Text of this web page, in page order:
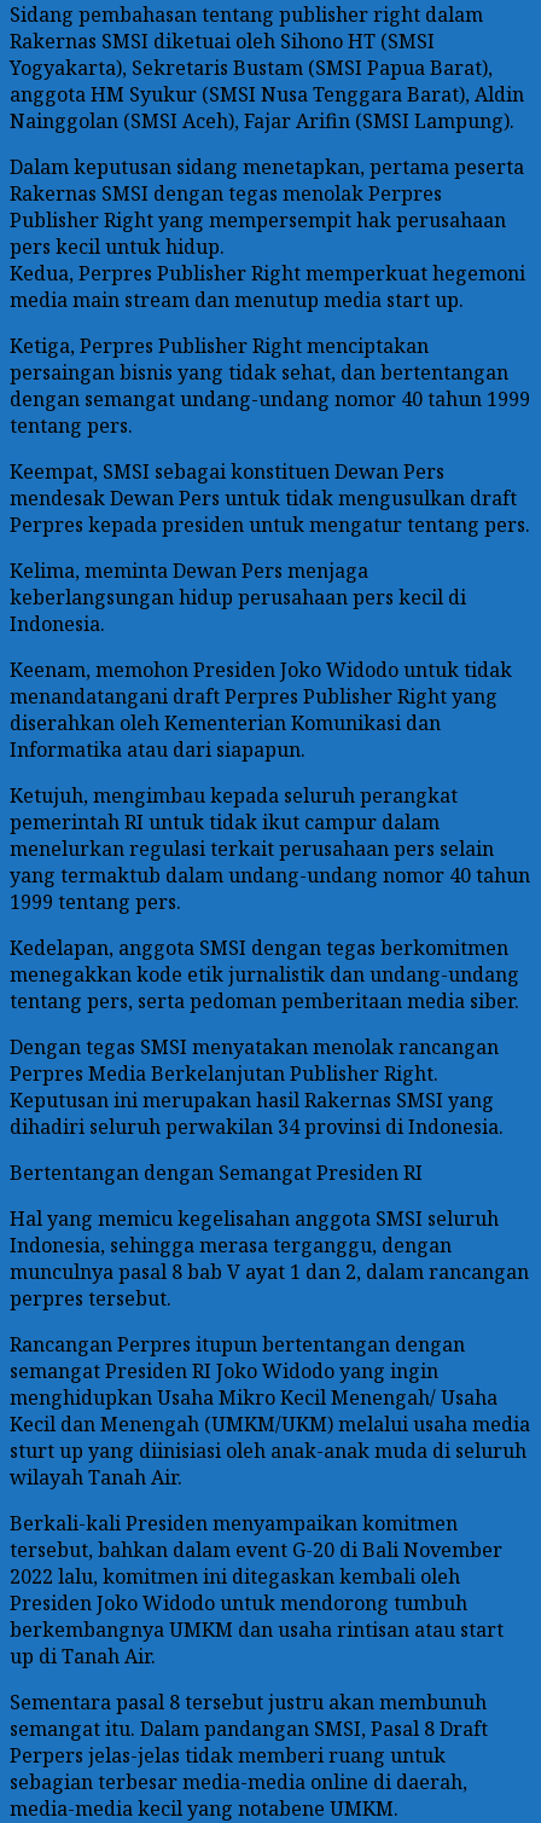
Sidang pembahasan tentang publisher right dalam
Rakernas SMSI diketuai oleh Sihono HT (SMSI
Yogyakarta), Sekretaris Bustam (SMSI Papua Barat),
anggota HM Syukur (SMSI Nusa Tenggara Barat), Aldin
Nainggolan (SMSI Aceh), Fajar Arifin (SMSI Lampung).
Dalam keputusan sidang menetapkan, pertama peserta
Rakernas SMSI dengan tegas menolak Perpres
Publisher Right yang mempersempit hak perusahaan
pers kecil untuk hidup.
Kedua, Perpres Publisher Right memperkuat hegemoni
media main stream dan menutup media start up.
Ketiga, Perpres Publisher Right menciptakan
persaingan bisnis yang tidak sehat, dan bertentangan
dengan semangat undang-undang nomor 40 tahun 1999
tentang pers.
Keempat, SMSI sebagai konstituen Dewan Pers
mendesak Dewan Pers untuk tidak mengusulkan draft
Perpres kepada presiden untuk mengatur tentang pers.
Kelima, meminta Dewan Pers menjaga
keberlangsungan hidup perusahaan pers kecil di
Indonesia.
Keenam, memohon Presiden Joko Widodo untuk tidak
menandatangani draft Perpres Publisher Right yang
diserahkan oleh Kementerian Komunikasi dan
Informatika atau dari siapapun.
Ketujuh, mengimbau kepada seluruh perangkat
pemerintah RI untuk tidak ikut campur dalam
menelurkan regulasi terkait perusahaan pers selain
yang termaktub dalam undang-undang nomor 40 tahun
1999 tentang pers.
Kedelapan, anggota SMSI dengan tegas berkomitmen
menegakkan kode etik jurnalistik dan undang-undang
tentang pers, serta pedoman pemberitaan media siber.
Dengan tegas SMSI menyatakan menolak rancangan
Perpres Media Berkelanjutan Publisher Right.
Keputusan ini merupakan hasil Rakernas SMSI yang
dihadiri seluruh perwakilan 34 provinsi di Indonesia.
Bertentangan dengan Semangat Presiden RI
Hal yang memicu kegelisahan anggota SMSI seluruh
Indonesia, sehingga merasa terganggu, dengan
munculnya pasal 8 bab V ayat 1 dan 2, dalam rancangan
perpres tersebut.
Rancangan Perpres itupun bertentangan dengan
semangat Presiden RI Joko Widodo yang ingin
menghidupkan Usaha Mikro Kecil Menengah/ Usaha
Kecil dan Menengah (UMKM/UKM) melalui usaha media
sturt up yang diinisiasi oleh anak-anak muda di seluruh
wilayah Tanah Air.
Berkali-kali Presiden menyampaikan komitmen
tersebut, bahkan dalam event G-20 di Bali November
2022 lalu, komitmen ini ditegaskan kembali oleh
Presiden Joko Widodo untuk mendorong tumbuh
berkembangnya UMKM dan usaha rintisan atau start
up di Tanah Air.
Sementara pasal 8 tersebut justru akan membunuh
semangat itu. Dalam pandangan SMSI, Pasal 8 Draft
Perpers jelas-jelas tidak memberi ruang untuk
sebagian terbesar media-media online di daerah,
media-media kecil yang notabene UMKM.